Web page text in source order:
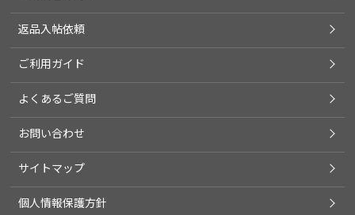
返品入帖依頼
ご利用ガイド
よくあるご質問
お問い合わせ
サイトマップ
個人情報保護方針